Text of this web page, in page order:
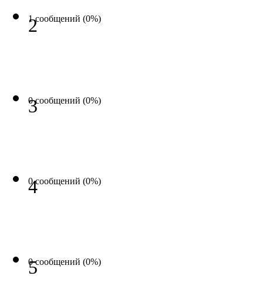
1 сообщений (0%)
2
0 сообщений (0%)
3
0 сообщений (0%)
4
0 сообщений (0%)
5